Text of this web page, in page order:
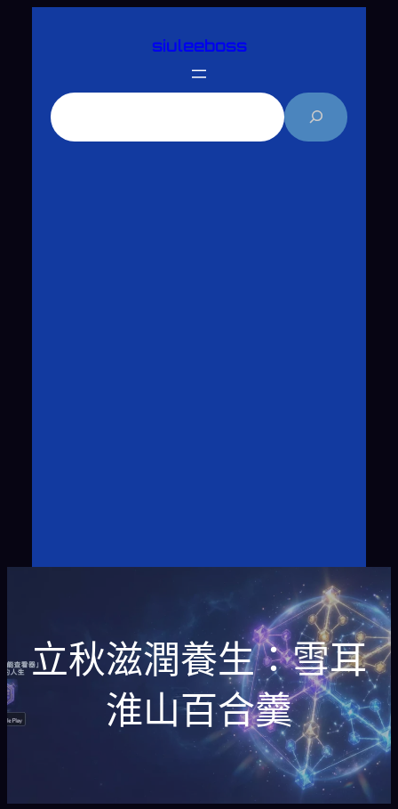
siuleeboss
立秋滋潤養生：雪耳
淮山百合羹